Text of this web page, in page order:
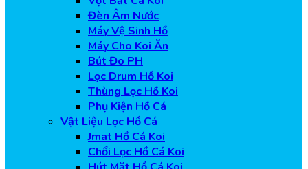
Đèn Âm Nước
Máy Vệ Sinh Hồ
Máy Cho Koi Ăn
Bút Đo PH
Lọc Drum Hồ Koi
Thùng Lọc Hồ Koi
Phụ Kiện Hồ Cá
Vật Liệu Lọc Hồ Cá
Jmat Hồ Cá Koi
Chổi Lọc Hồ Cá Koi